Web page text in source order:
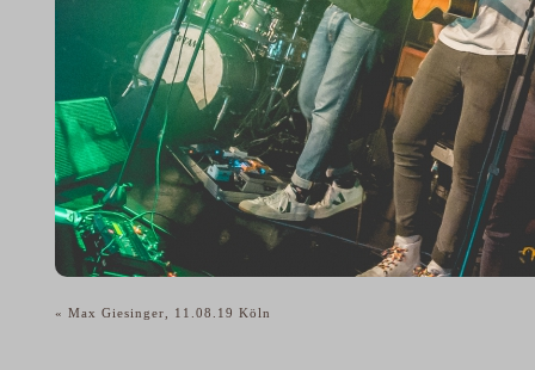
« Max Giesinger, 11.08.19 Köln